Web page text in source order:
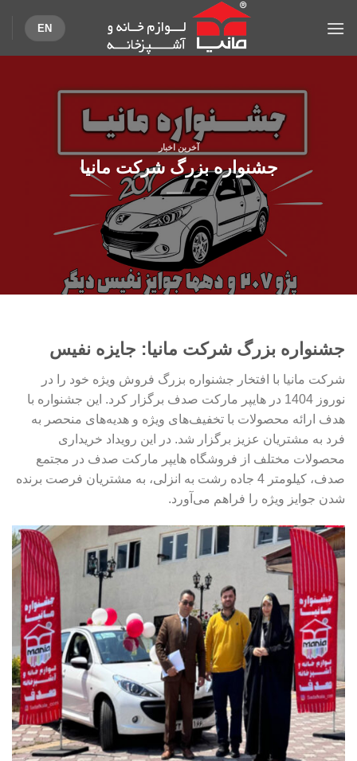
EN
آخرین اخبار
جشنواره بزرگ شرکت مانیا
جشنواره بزرگ شرکت مانیا: جایزه نفیس
شرکت مانیا با افتخار جشنواره بزرگ فروش ویژه خود را در
نوروز 1404 در هایپر مارکت صدف برگزار کرد. این جشنواره با
هدف ارائه محصولات با تخفیف‌های ویژه و هدیه‌های منحصر به
فرد به مشتریان عزیز برگزار شد. در این رویداد خریداری
محصولات مختلف از فروشگاه هایپر مارکت صدف در مجتمع
صدف، کیلومتر 4 جاده رشت به انزلی، به مشتریان فرصت برنده
شدن جوایز ویژه را فراهم می‌آورد.